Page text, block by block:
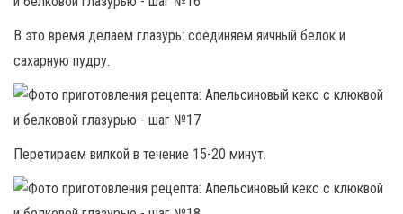
В это время делаем глазурь: соединяем яичный белок и
сахарную пудру.
Перетираем вилкой в течение 15-20 минут.